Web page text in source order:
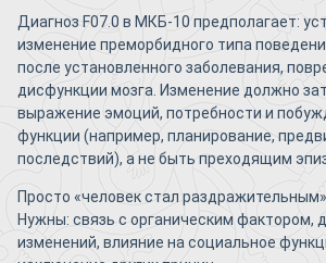
Диагноз F07.0 в МКБ-10 предполагает:
изменение преморбидного типа
после установленного заболевания,
дисфункции мозга. Изменение должно
выражение эмоций, потребности и
функции (например, планирование,
последствий), а не быть преходящим
Просто «человек стал
Нужны: связь с органическим фактором,
изменений, влияние на социальное